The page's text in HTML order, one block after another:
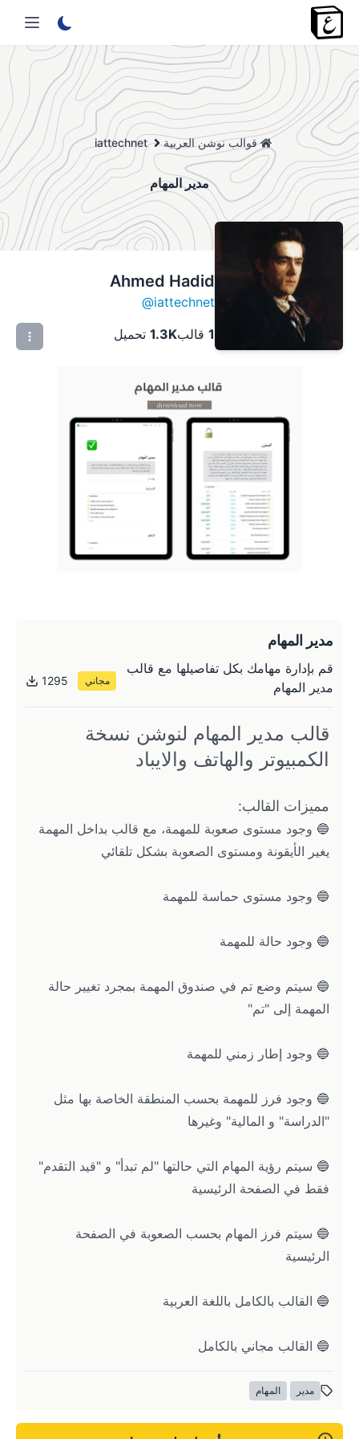
قوالب نوشن العربية iattechnet
مدير المهام
Ahmed Hadid
iattechnet
@
1 قالب1.3K تحميل
مدير المهام
قم بإدارة مهامك بكل تفاصيلها مع قالب
مدير المهام
مجاني 1295
قالب مدير المهام لنوشن نسخة
الكمبيوتر والهاتف والايباد
مميزات القالب:
🔵 وجود مستوى صعوبة للمهمة، مع قالب بداخل المهمة
يغير الأيقونة ومستوى الصعوبة بشكل تلقائي
🔵 وجود مستوى حماسة للمهمة
🔵 وجود حالة للمهمة
🔵 سيتم وضع تم في صندوق المهمة بمجرد تغيير حالة
المهمة إلى "تم"
🔵 وجود إطار زمني للمهمة
🔵 وجود فرز للمهمة بحسب المنطقة الخاصة بها مثل
"الدراسة" و المالية" وغيرها
🔵 سيتم رؤية المهام التي حالتها "لم تبدأ" و "قيد التقدم"
فقط في الصفحة الرئيسية
🔵 سيتم فرز المهام بحسب الصعوبة في الصفحة
الرئيسية
🔵 القالب بالكامل باللغة العربية
🔵 القالب مجاني بالكامل
مدير المهام